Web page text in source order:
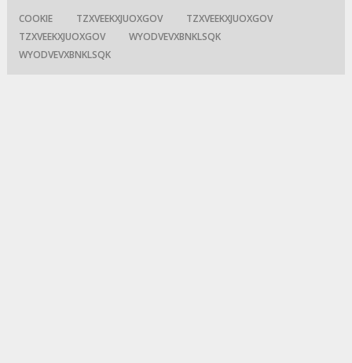
COOKIE
TZXVEEKXJUOXGOV
TZXVEEKXJUOXGOV
TZXVEEKXJUOXGOV
WYODVEVXBNKLSQK
WYODVEVXBNKLSQK